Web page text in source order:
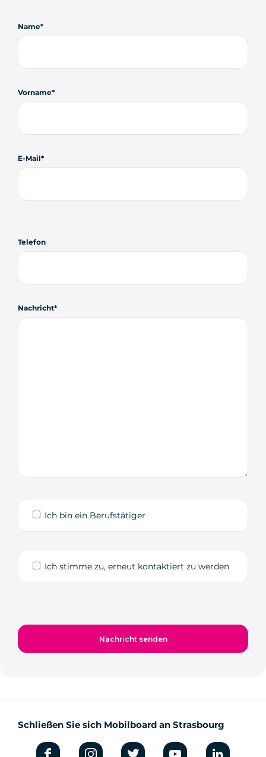
Name
Vorname
E-Mail
Telefon
Nachricht
Ich bin ein Berufstätiger
Ich stimme zu, erneut kontaktiert zu werden
Schließen Sie sich Mobilboard an Strasbourg